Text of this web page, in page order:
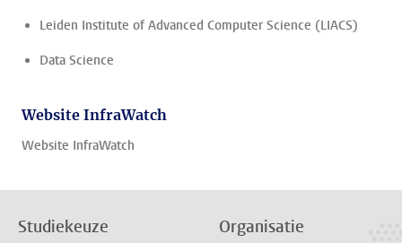
Leiden Institute of Advanced Computer Science (LIACS)
Data Science
Website InfraWatch
Website InfraWatch
Studiekeuze Organisatie